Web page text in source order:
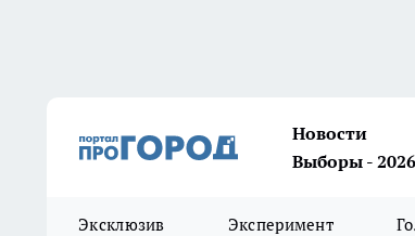
Новости
Выборы - 2026
Эксклюзив Эксперимент